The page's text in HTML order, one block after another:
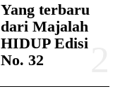
Yang terbaru
dari Majalah
HIDUP Edisi
No. 32